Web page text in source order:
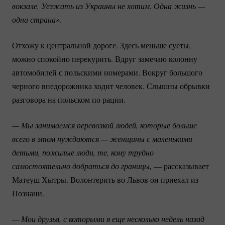
вокзале. Уезжать из Украины не хотим. Одна жизнь —
одна страна».
Отхожу к центральной дороге. Здесь меньше суеты,
можно спокойно перекурить. Вдруг замечаю колонну
автомобилей с польскими номерами. Вокруг большого
черного внедорожника ходит человек. Слышны обрывки
разговора на польском по рации.
— Мы занимаемся перевозкой людей, которые больше
всего в этом нуждаются — женщины с маленькими
детьми, пожилые люди, те, кому трудно
самостоятельно добраться до границы, — рассказывает
Матеуш Хытры. Волонтерить во Львов он приехал из
Познани.
— Мои друзья, с которыми я еще несколько недель назад